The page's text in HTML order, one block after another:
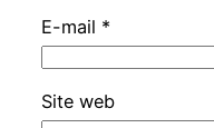
E-mail *
Site web